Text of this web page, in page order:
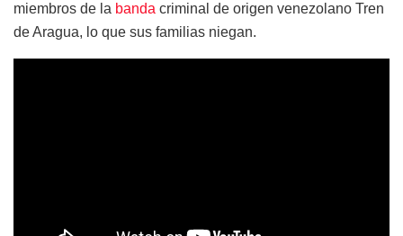
miembros de la banda criminal de origen venezolano Tren
de Aragua, lo que sus familias niegan.